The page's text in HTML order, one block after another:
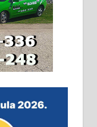
на
ари.
160